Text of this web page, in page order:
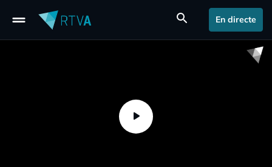
drag_handle search En directe